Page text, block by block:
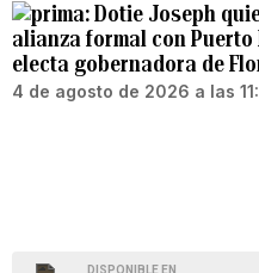
Dotie Joseph
alianza formal con Puerto
electa gobernadora de
4 de agosto de 2026 a las
DISPONIBLE EN